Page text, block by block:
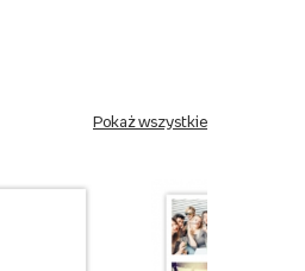
Pokaż wszystkie